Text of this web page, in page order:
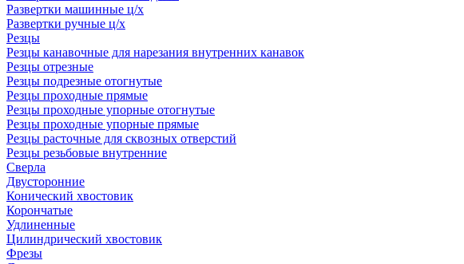
Развертки машинные ц/х
Развертки ручные ц/х
Резцы
Резцы канавочные для нарезания внутренних канавок
Резцы отрезные
Резцы подрезные отогнутые
Резцы проходные прямые
Резцы проходные упорные отогнутые
Резцы проходные упорные прямые
Резцы расточные для сквозных отверстий
Резцы резьбовые внутренние
Сверла
Двусторонние
Конический хвостовик
Корончатые
Удлиненные
Цилиндрический хвостовик
Фрезы